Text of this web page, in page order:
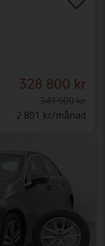
328 800 kr
349 900 kr
2 801 kr/månad